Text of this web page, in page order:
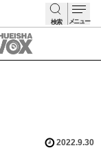
検索 メニュー
2022.9.30